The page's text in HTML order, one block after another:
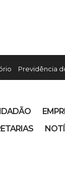
Previdência